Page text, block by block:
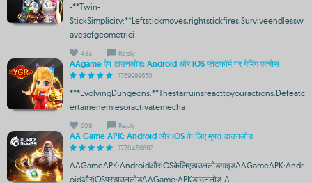
-**Twin-
StickSimplicity:**Leftstickmoves,rightstickfires.Surviveendlessw
avesofgeometrici
433 Reply
AAgame ऐप डाउनलोड: Android और iOS प्लेटफ़ॉर्म पर गेमिंग एक्सेस
1769989650
***EvolvingDungeons:**Thestarruinsreacttoyouractions.Defeatc
ertainenemiesoractivatemecha
608 Reply
AA Game APK: Android और iOS के लिए मुफ्त डाउनलोड
1770456682
AAGameAPK:AndroidऔरiOSकेलिएडाउनलोडगाइडAAGameAPK:Andr
oidऔरiOSपरडाउनलोडAAGame:APKडाउनलोड-A